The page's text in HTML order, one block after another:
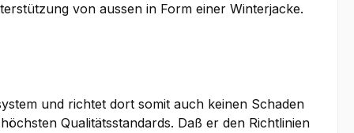
von aussen in Form einer Winterjacke.
und richtet dort somit auch keinen Schaden
Qualitätsstandards. Daß er den Richtlinien